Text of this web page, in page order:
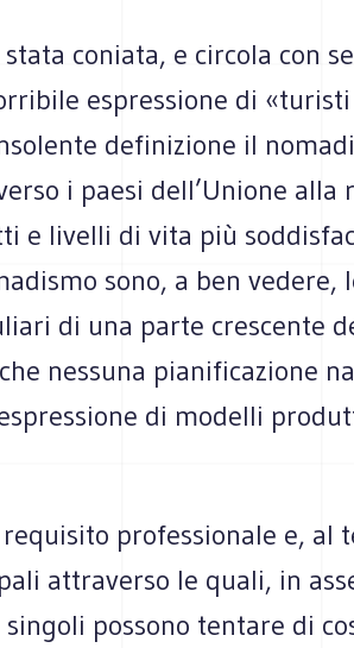
coniata, e circola con
espressione di
definizione il
i paesi dell’Unione alla
e livelli di vita più
sono, a ben vedere,
di una parte crescente
nessuna pianificazione
di modelli
professionale e, al
attraverso le quali, in
possono tentare di